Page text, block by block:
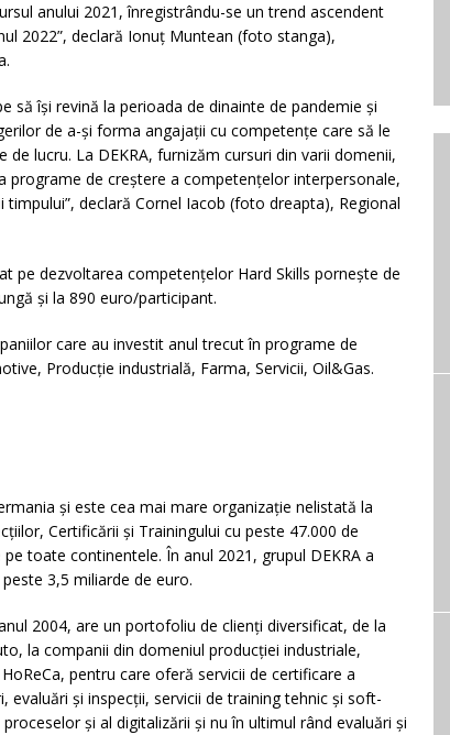
anului 2021, înregistrându-se un trend ascendent
2022”, declară Ionuţ Muntean (foto stanga),
să îşi revină la perioada de dinainte de pandemie şi
de a-şi forma angajaţii cu competenţe care să le
lucru. La DEKRA, furnizăm cursuri din varii domenii,
programe de creștere a competențelor interpersonale,
declară Cornel Iacob (foto dreapta), Regional
pe dezvoltarea competenţelor Hard Skills porneşte de
şi la 890 euro/participant.
care au investit anul trecut în programe de
Producție industrială, Farma, Servicii, Oil&Gas.
şi este cea mai mare organizație nelistată la
Certificării și Trainingului cu peste 47.000 de
toate continentele. În anul 2021, grupul DEKRA a
3,5 miliarde de euro.
2004, are un portofoliu de clienți diversificat, de la
la companii din domeniul producției industriale,
pentru care oferă servicii de certificare a
evaluări și inspecții, servicii de training tehnic și soft-
și al digitalizării și nu în ultimul rând evaluări și